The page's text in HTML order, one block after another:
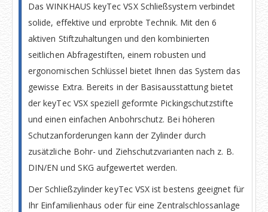
Das WINKHAUS keyTec VSX Schließsystem verbindet
solide, effektive und erprobte Technik. Mit den 6
aktiven Stiftzuhaltungen und den kombinierten
seitlichen Abfragestiften, einem robusten und
ergonomischen Schlüssel bietet Ihnen das System das
gewisse Extra. Bereits in der Basisausstattung bietet
der keyTec VSX speziell geformte Pickingschutzstifte
und einen einfachen Anbohrschutz. Bei höheren
Schutzanforderungen kann der Zylinder durch
zusätzliche Bohr- und Ziehschutzvarianten nach z. B.
DIN/EN und SKG aufgewertet werden.
Der Schließzylinder keyTec VSX ist bestens geeignet für
Ihr Einfamilienhaus oder für eine Zentralschlossanlage